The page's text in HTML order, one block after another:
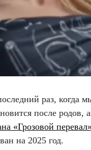
раз, когда
после родов,
«Грозовой перевал»
на 2025 год.